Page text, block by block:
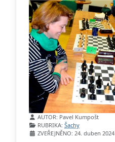
Základní údaje
AUTOR: Pavel Kumpošt
RUBRIKA: Šachy
ZVEŘEJNĚNO: 24. duben 2024